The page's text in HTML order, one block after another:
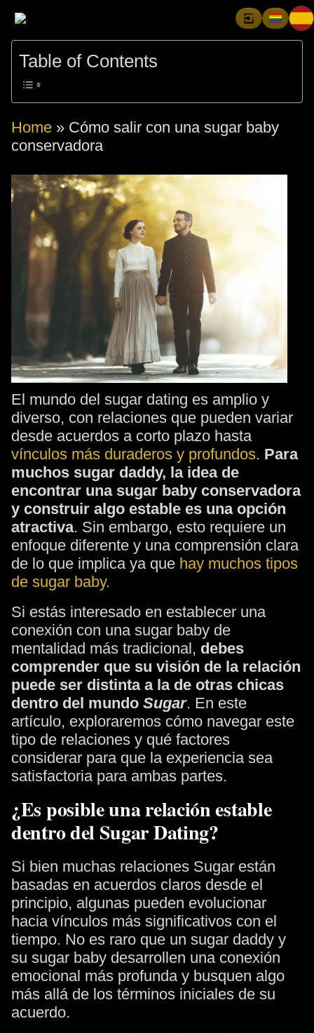
Table of Contents
Home » Cómo salir con una sugar baby
conservadora
El mundo del sugar dating es amplio y
diverso, con relaciones que pueden variar
desde acuerdos a corto plazo hasta
vínculos más duraderos y profundos. Para
muchos sugar daddy, la idea de
encontrar una sugar baby conservadora
y construir algo estable es una opción
atractiva. Sin embargo, esto requiere un
enfoque diferente y una comprensión clara
de lo que implica ya que hay muchos tipos
de sugar baby.
Si estás interesado en establecer una
conexión con una sugar baby de
mentalidad más tradicional, debes
comprender que su visión de la relación
puede ser distinta a la de otras chicas
dentro del mundo Sugar. En este
artículo, exploraremos cómo navegar este
tipo de relaciones y qué factores
considerar para que la experiencia sea
satisfactoria para ambas partes.
¿Es posible una relación estable
dentro del Sugar Dating?
Si bien muchas relaciones Sugar están
basadas en acuerdos claros desde el
principio, algunas pueden evolucionar
hacia vínculos más significativos con el
tiempo. No es raro que un sugar daddy y
su sugar baby desarrollen una conexión
emocional más profunda y busquen algo
más allá de los términos iniciales de su
acuerdo.